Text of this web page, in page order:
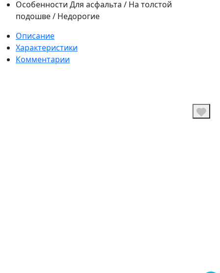
Особенности Для асфальта / На толстой
подошве / Недорогие
Описание
Характеристики
Комментарии